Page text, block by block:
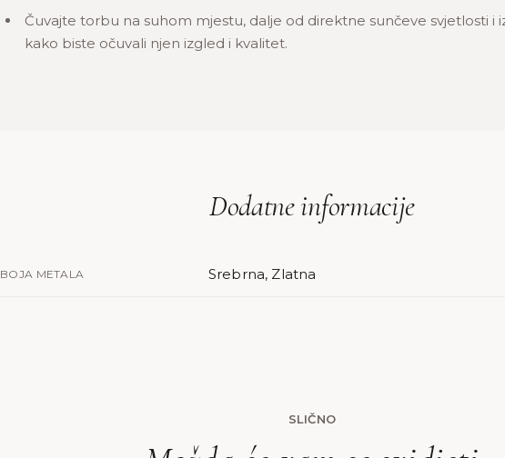
Čuvajte torbu na suhom mjestu, dalje od direktne sunčeve svjetlosti i
kako biste očuvali njen izgled i kvalitet.
Dodatne informacije
BOJA METALA Srebrna, Zlatna
SLIČNO